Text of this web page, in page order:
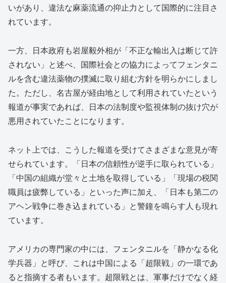
いがあり、違法な麻薬流通の抑止力として国際的に注目さ
れています。
一方、日本政府も岩屋毅外相が「不正な輸出入は断じて許
されない」と述べ、国際社会との協力によってフェンタニ
ルを含む違法薬物の撲滅に取り組む方針を明らかにしまし
た。ただし、名古屋が経由地として利用されていたという
報道が事実であれば、日本の法制度や監視体制の抜け穴が
悪用されていたことになります。
ネット上では、こうした報道を受けてさまざまな意見が寄
せられています。「日本の信頼性が逆手に取られている」
「中国の組織が堂々と土地を取得している」「現場の税関
職員は疲弊している」といった声に加え、「日本も第二の
アヘン戦争に巻き込まれている」と警鐘を鳴らす人も現れ
ています。
アメリカの専門家の中には、フェンタニルを「静かなる化
学兵器」と呼び、これは中国による「超限戦」の一環であ
ると指摘する者もいます。超限戦とは、軍事だけでなく経